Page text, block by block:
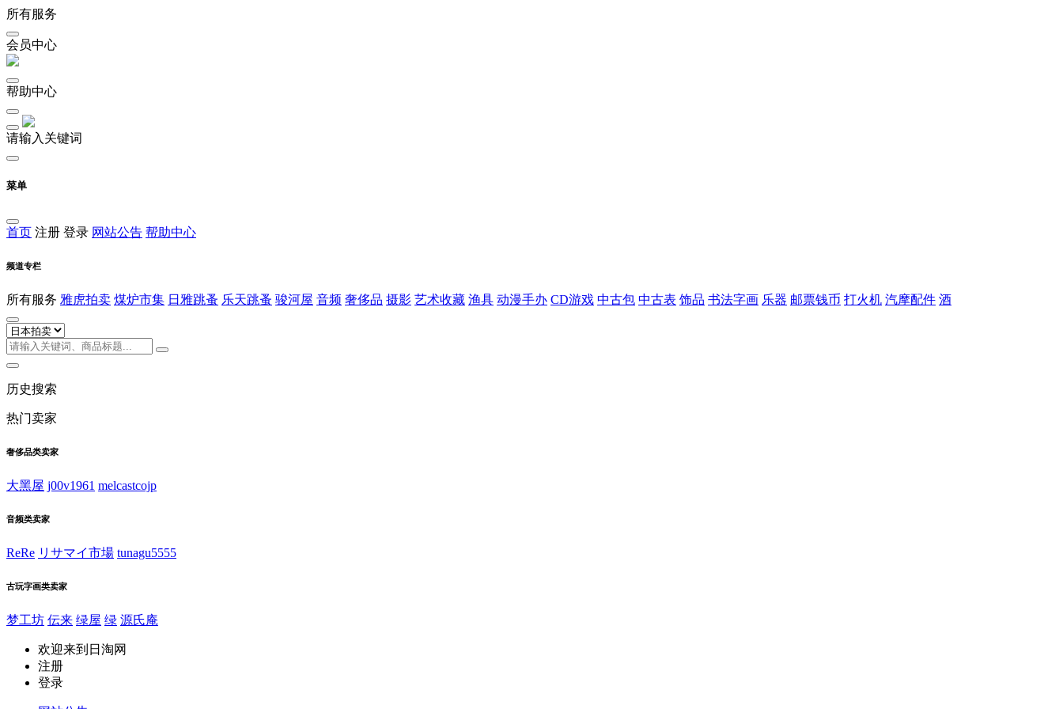
所有服务
会员中心
帮助中心
请输入关键词
菜单
首页 注册 登录 网站公告 帮助中心
频道专栏
所有服务 雅虎拍卖 煤炉市集 日雅跳蚤 乐天跳蚤 骏河屋 音频 奢侈品 摄影 艺术收藏 渔具 动漫手办 CD游戏 中古包 中古表 饰品 书法字画 乐器 邮票钱币 打火机 汽摩配件 酒
历史搜索
热门卖家
奢侈品类卖家
大黑屋 j00v1961 melcastcojp
音频类卖家
ReRe リサマイ市場 tunagu5555
古玩字画类卖家
梦工坊 伝来 绿屋 绿 源氏庵
欢迎来到日淘网
注册
登录